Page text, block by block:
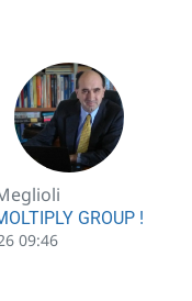
GROUP !
09:46